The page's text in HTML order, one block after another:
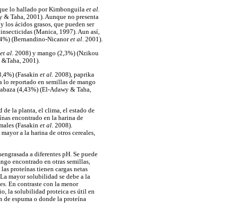
lo hallado por Kimbonguila et al.
& Taha, 2001). Aunque no presenta
los ácidos grasos, que pueden ser
(Manica, 1997). Aun así,
(Bernandino-Nicanoret al. 2001).
et al. 2008) y mango (2,3%) (Nzikou
2001).
(Fasakin et al. 2008), paprika
lo reportado en semillas de mango
(4,43%) (El-Adawy & Taha,
de la planta, el clima, el estado de
encontrado en la harina de
(Fasakin et al. 2008).
a la harina de otros cereales,
a diferentes pH. Se puede
encontrado en otras semillas,
proteínas tienen cargas netas
mayor solubilidad se debe a la
En contraste con la menor
la solubilidad proteica es útil en
espuma o donde la proteína